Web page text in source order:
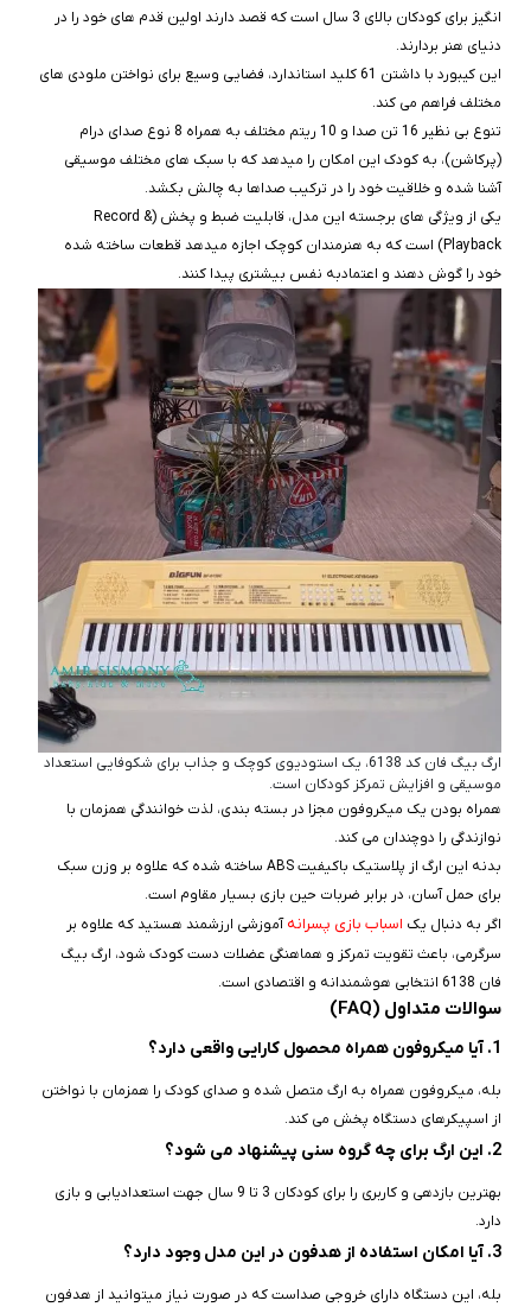
انگیز برای کودکان بالای 3 سال است که قصد دارند اولین قدم‌ های خود را در
دنیای هنر بردارند.
این کیبورد با داشتن 61 کلید استاندارد، فضایی وسیع برای نواختن ملودی‌ های
مختلف فراهم می‌ کند.
تنوع بی‌ نظیر 16 تن صدا و 10 ریتم مختلف به همراه 8 نوع صدای درام
(پرکاشن)، به کودک این امکان را میدهد که با سبک‌ های مختلف موسیقی
آشنا شده و خلاقیت خود را در ترکیب صداها به چالش بکشد.
یکی از ویژگی‌ های برجسته این مدل، قابلیت ضبط و پخش (Record &
Playback) است که به هنرمندان کوچک اجازه میدهد قطعات ساخته شده
خود را گوش دهند و اعتمادبه‌ نفس بیشتری پیدا کنند.
ارگ بیگ فان کد 6138، یک استودیوی کوچک و جذاب برای شکوفایی استعداد
موسیقی و افزایش تمرکز کودکان است.
همراه بودن یک میکروفون مجزا در بسته‌ بندی، لذت خوانندگی همزمان با
نوازندگی را دوچندان می‌ کند.
بدنه این ارگ از پلاستیک باکیفیت ABS ساخته شده که علاوه بر وزن سبک
برای حمل آسان، در برابر ضربات حین بازی بسیار مقاوم است.
اگر به دنبال یک اسباب بازی پسرانهآموزشی ارزشمند هستید که علاوه بر
سرگرمی، باعث تقویت تمرکز و هماهنگی عضلات دست کودک شود، ارگ بیگ‌
فان 6138 انتخابی هوشمندانه و اقتصادی است.
سوالات متداول (FAQ)
1. آیا میکروفون همراه محصول کارایی واقعی دارد؟
بله، میکروفون همراه به ارگ متصل شده و صدای کودک را همزمان با نواختن
از اسپیکرهای دستگاه پخش می‌ کند.
2. این ارگ برای چه گروه سنی پیشنهاد می‌ شود؟
بهترین بازدهی و کاربری را برای کودکان 3 تا 9 سال جهت استعدادیابی و بازی
دارد.
3. آیا امکان استفاده از هدفون در این مدل وجود دارد؟
بله، این دستگاه دارای خروجی صداست که در صورت نیاز میتوانید از هدفون